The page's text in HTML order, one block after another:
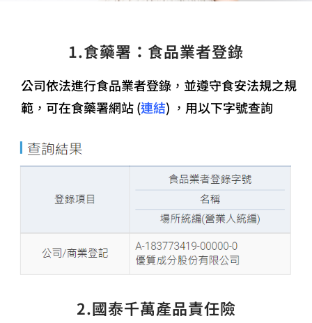
1.食藥署：食品業者登錄
公司依法進行食品業者登錄，並遵守食安法規之規
範，可在食藥署網站 (連結) ，用以下字號查詢
2.國泰千萬產品責任險